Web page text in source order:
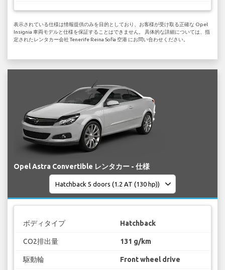
表示されている仕様は情報提供のみを目的としており、お客様が受け取る正確な Opel
Insignia 車両モデルと仕様を保証することはできません。 具体的な詳細については、指
定されたレンタカー会社 Tenerife Reina Sofia 空港 にお問い合わせください。
Opel Astra Convertible レンタカー - 仕様
ボディタイプ Hatchback
CO2排出量 131 g/km
駆動輪 Front wheel drive